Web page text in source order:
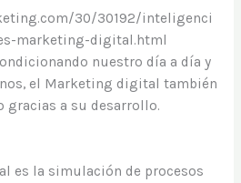
30/30192/inteligenci
marketing-digital.html
nuestro día a día y
el Marketing digital también
gracias a su desarrollo.
es la simulación de procesos